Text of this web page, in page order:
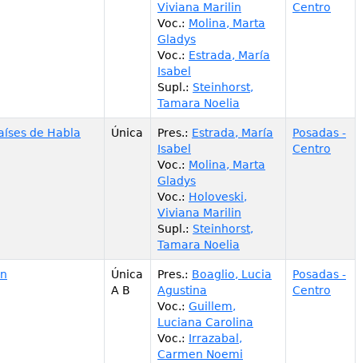
Viviana Marilin
Voc.: Molina, Marta
Gladys
Voc.: Estrada, María
Isabel
Supl.: Steinhorst,
Tamara Noelia
Centro
de Habla Única Pres.: Estrada, María
Isabel
Voc.: Molina, Marta
Gladys
Voc.: Holoveski,
Viviana Marilin
Supl.: Steinhorst,
Tamara Noelia
Posadas -
Centro
Única
A B
Pres.: Boaglio, Lucia
Agustina
Voc.: Guillem,
Luciana Carolina
Voc.: Irrazabal,
Carmen Noemi
Posadas -
Centro